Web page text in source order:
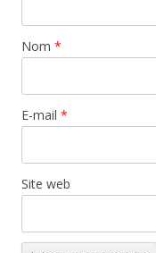
Nom *
E-mail *
Site web